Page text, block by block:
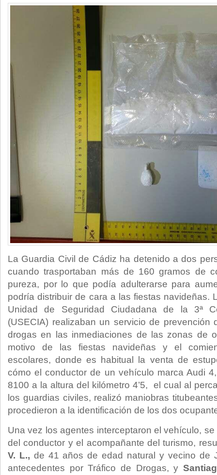
La Guardia Civil de Cádiz ha detenido a dos
cuando trasportaban más de 160 gramos de
pureza, por lo que podía adulterarse para
podría distribuir de cara a las fiestas navideñas.
Unidad de Seguridad Ciudadana de la 3ª
(USECIA) realizaban un servicio de prevención
drogas en las inmediaciones de las zonas de
motivo de las fiestas navideñas y el
escolares, donde es habitual la venta de
cómo el conductor de un vehículo marca Audi
8100 a la altura del kilómetro 4’5, el cual al
los guardias civiles, realizó maniobras
procedieron a la identificación de los dos
Una vez los agentes interceptaron el vehículo,
del conductor y el acompañante del turismo,
V. L., de 41 años de edad natural y vecino de
antecedentes por Tráfico de Drogas, y